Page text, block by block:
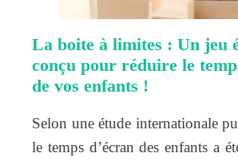
La boite à limites : Un jeu
conçu pour réduire le
de vos enfants !
Selon une étude internationale
le temps d’écran des enfants a